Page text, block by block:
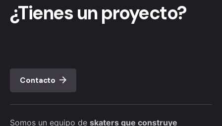
¿Tienes un proyecto?
Contacto
Somos un equipo de skaters que construye